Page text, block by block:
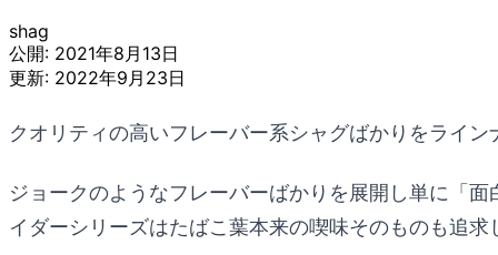
shag
公開: 2021年8月13日
更新: 2022年9月23日
クオリティの高いフレーバー系シャグばかりをライ
ジョークのようなフレーバーばかりを展開し単に「
イダーシリーズはたばこ葉本来の喫味そのものも追